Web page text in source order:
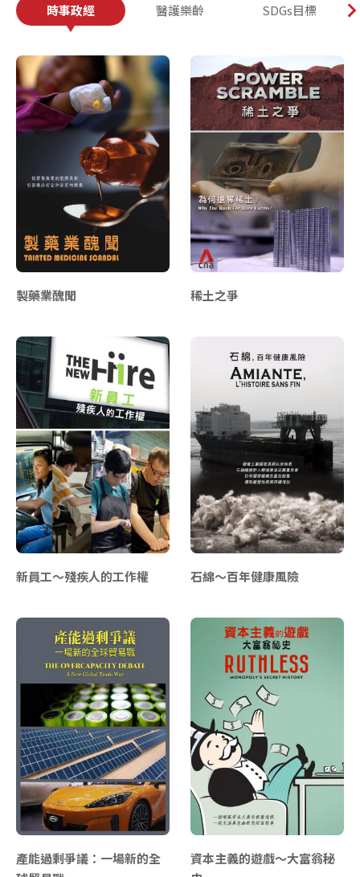
時事政經 醫護樂齡 SDGs目標
製藥業醜聞 稀土之爭
新員工～殘疾人的工作權 石綿～百年健康風險
產能過剩爭議：一場新的全
資本主義的遊戲～大富翁秘